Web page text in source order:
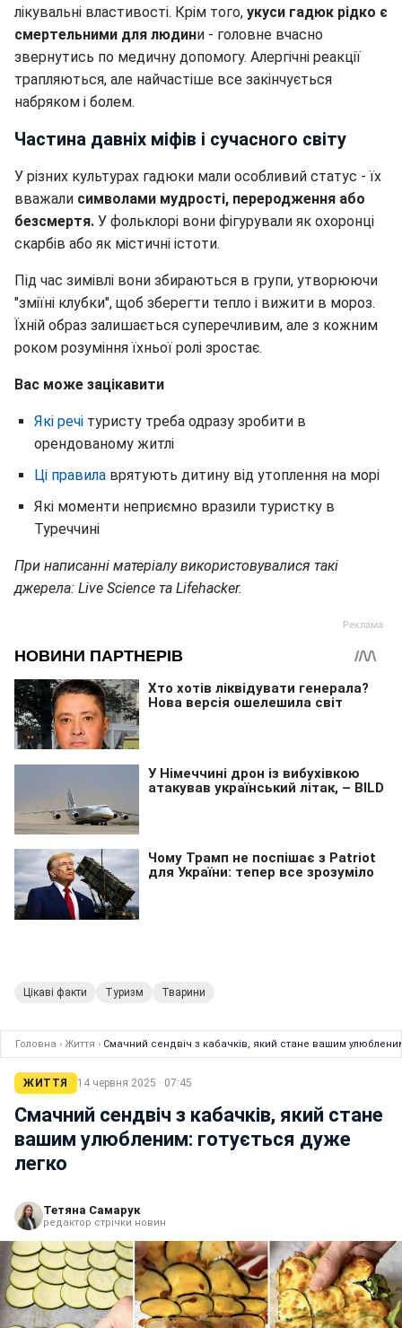
лікувальні властивості. Крім того, укуси гадюк рідко є
смертельними для людини - головне вчасно
звернутись по медичну допомогу. Алергічні реакції
трапляються, але найчастіше все закінчується
набряком і болем.
Частина давніх міфів і сучасного світу
У різних культурах гадюки мали особливий статус - їх
вважали символами мудрості, переродження або
безсмертя. У фольклорі вони фігурували як охоронці
скарбів або як містичні істоти.
Під час зимівлі вони збираються в групи, утворюючи
"зміїні клубки", щоб зберегти тепло і вижити в мороз.
Їхній образ залишається суперечливим, але з кожним
роком розуміння їхньої ролі зростає.
Вас може зацікавити
Які речі туристу треба одразу зробити в
орендованому житлі
Ці правила врятують дитину від утоплення на морі
Які моменти неприємно вразили туристку в
Туреччині
При написанні матеріалу використовувалися такі
джерела: Live Science та Lifehacker.
Цікаві факти Туризм Тварини
Головна › Життя › Смачний сендвіч з кабачків, який стане вашим
ЖИТТЯ 14 червня 2025 · 07:45
Смачний сендвіч з кабачків, який стане
вашим улюбленим: готується дуже
легко
Тетяна Самарук
редактор стрічки новин